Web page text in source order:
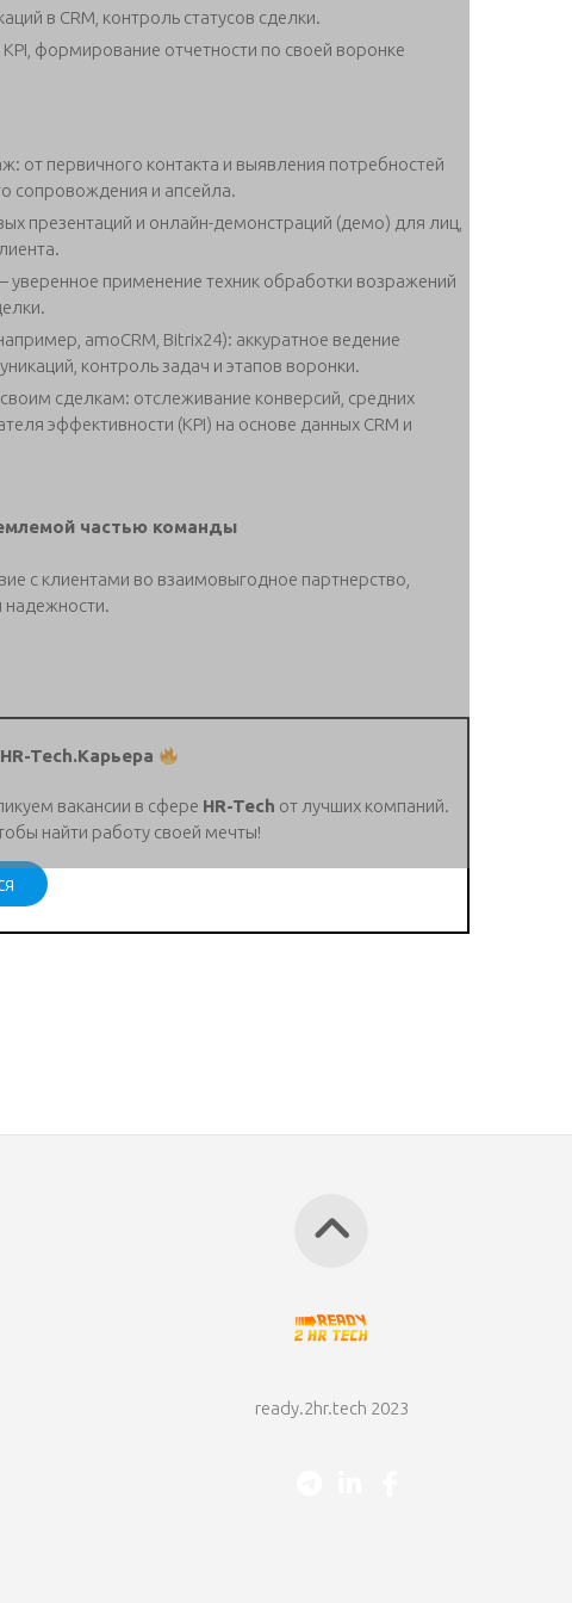
в CRM, контроль статусов сделки.
формирование отчетности по своей воронке
от первичного контакта и выявления потребностей
сопровождения и апсейла.
презентаций и онлайн-демонстраций (демо) для лиц,
применение техник обработки возражений
amoCRM, Bitrix24): аккуратное ведение
контроль задач и этапов воронки.
сделкам: отслеживание конверсий, средних
эффективности (KPI) на основе данных CRM и
частью команды
с клиентами во взаимовыгодное партнерство,
надежности.
HR-Tech.Карьера
вакансии в сфере HR-Tech от лучших компаний.
найти работу своей мечты!
ready.2hr.tech 2023